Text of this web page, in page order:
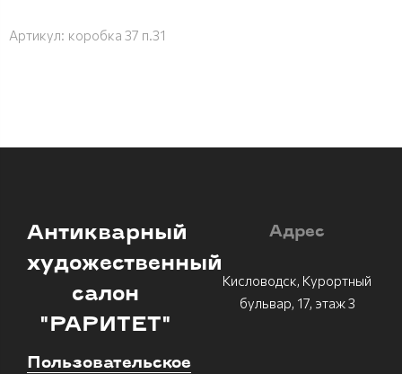
Артикул: коробка 37 п.31
Антикварный
художественный
салон
"РАРИТЕТ"
Пользовательское
Адрес
Кисловодск, Курортный
бульвар, 17, этаж 3